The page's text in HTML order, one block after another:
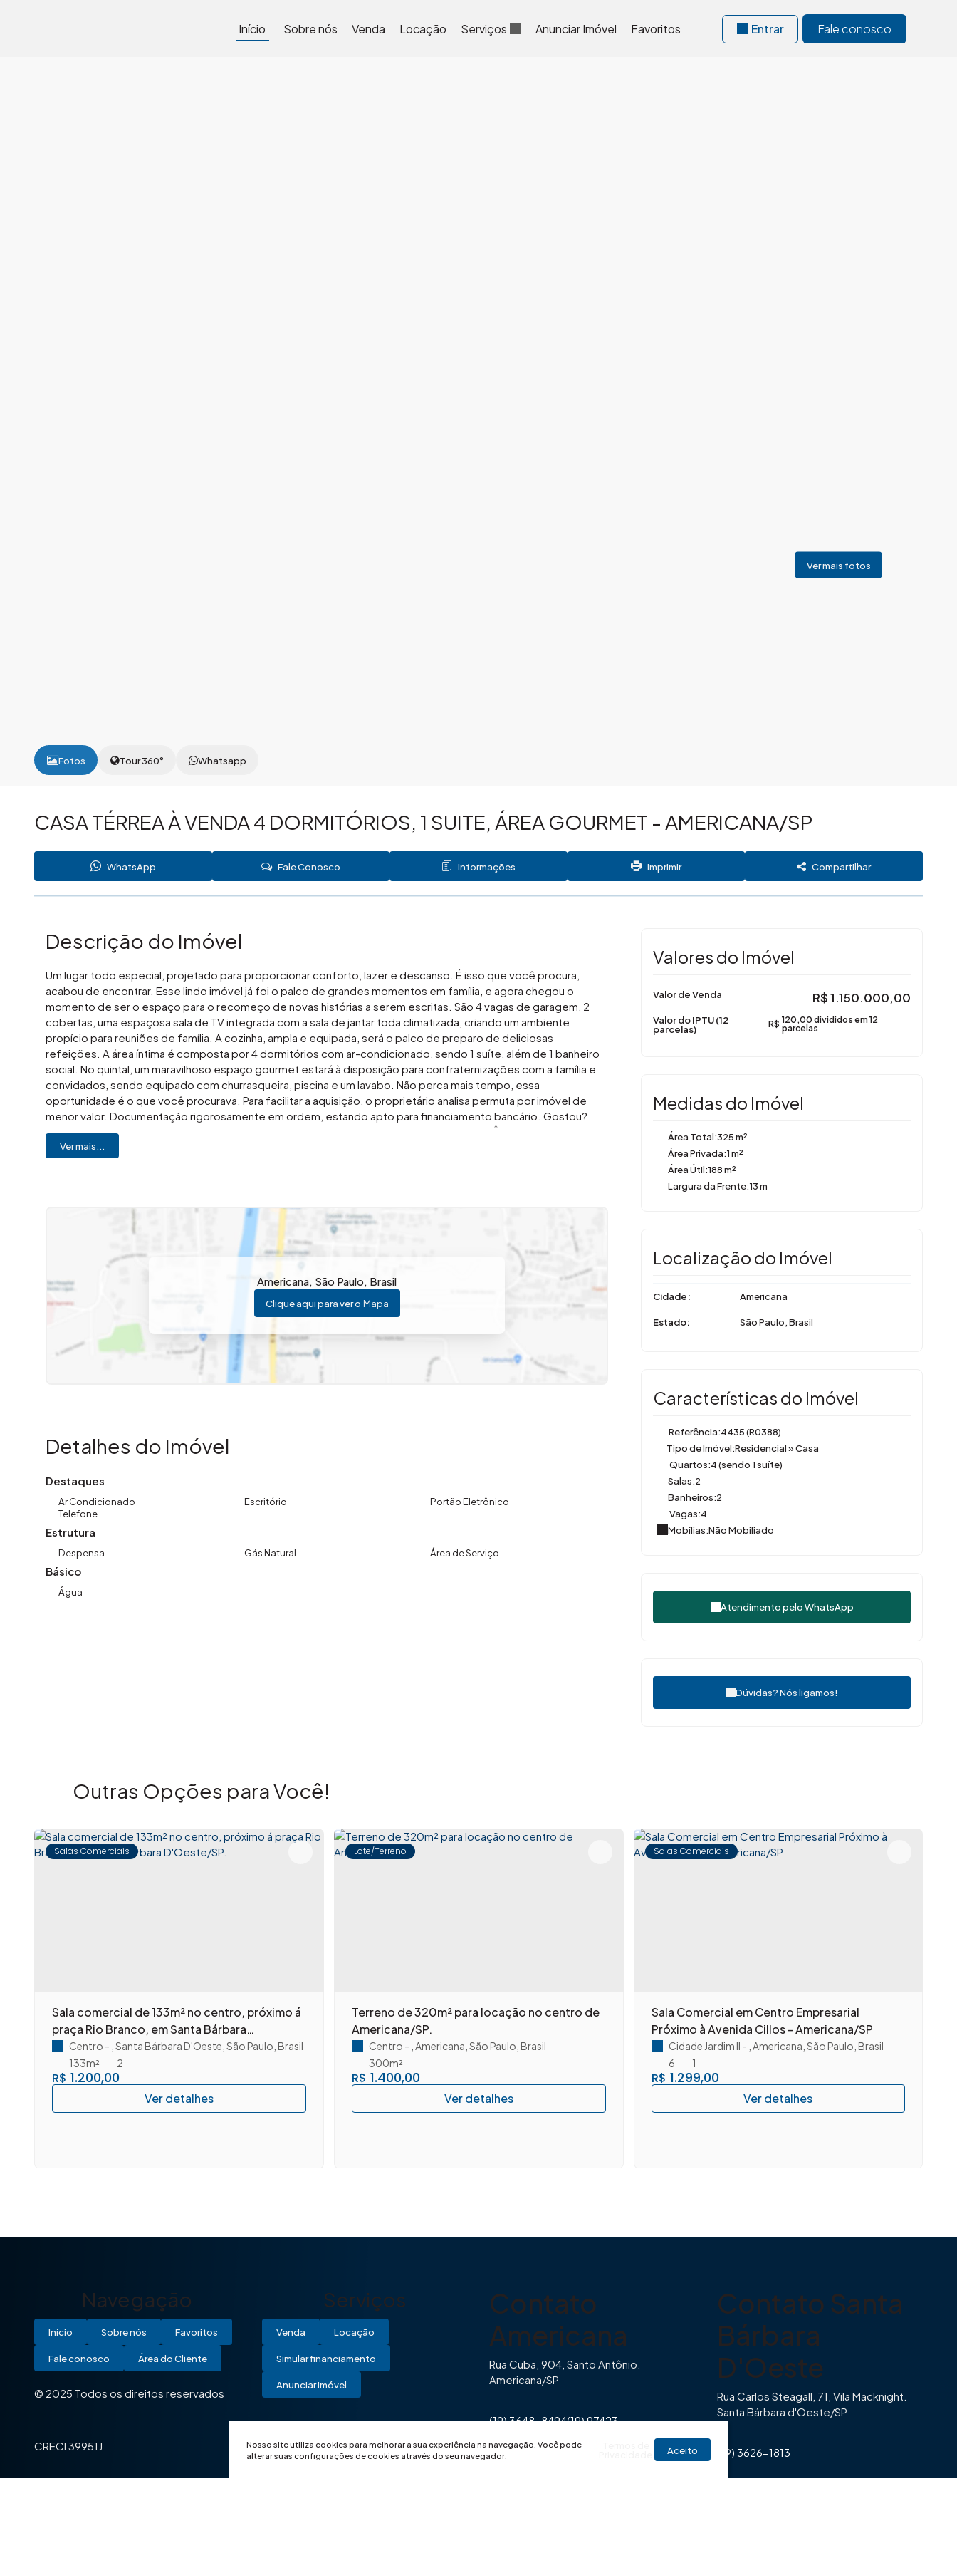
Fale conosco
Entrar
Favoritos
Anunciar Imóvel
Serviços
Locação
Venda
Sobre nós
Início
Nosso site utiliza cookies para melhorar a sua experiência na navegação. Você pode
alterar suas configurações de cookies através do seu navegador.
Aceito
Fotos Tour 360° Whatsapp
CASA TÉRREA À VENDA 4 DORMITÓRIOS, 1 SUITE, ÁREA GOURMET - AMERICANA/SP
WhatsApp Fale Conosco Informações Imprimir Compartilhar
Descrição do Imóvel
Um lugar todo especial, projetado para proporcionar conforto, lazer e descanso. É isso que você procura,
acabou de encontrar. Esse lindo imóvel já foi o palco de grandes momentos em família, e agora chegou o
momento de ser o espaço para o recomeço de novas histórias a serem escritas. São 4 vagas de garagem, 2
cobertas, uma espaçosa sala de TV integrada com a sala de jantar toda climatizada, criando um ambiente
propício para reuniões de família. A cozinha, ampla e equipada, será o palco de preparo de deliciosas
refeições. A área íntima é composta por 4 dormitórios com ar-condicionado, sendo 1 suíte, além de 1 banheiro
social. No quintal, um maravilhoso espaço gourmet estará à disposição para confraternizações com a família e
convidados, sendo equipado com churrasqueira, piscina e um lavabo. Não perca mais tempo, essa
oportunidade é o que você procurava. Para facilitar a aquisição, o proprietário analisa permuta por imóvel de
menor valor. Documentação rigorosamente em ordem, estando apto para financiamento bancário. Gostou?
Entre em contato. (19) 3648-8494 Imovibe imóveis A imobiliária que causa magia em VOCÊ!
Ver mais...
Americana, São Paulo, Brasil
Clique aqui para ver o Mapa
Detalhes do Imóvel
Destaques
Ar Condicionado Escritório
Portão Eletrônico
Telefone
Estrutura
Despensa Gás Natural Área de Serviço
Básico
Água
Valores do Imóvel
R$1.150.000,00
Valor de Venda
Valor do IPTU (12
parcelas) R$ 120,00 divididos em 12
parcelas
Medidas do Imóvel
Área Total:325 m²
Área Privada:1 m²
Área Útil:188 m²
Largura da Frente:13 m
Localização do Imóvel
Cidade: Americana
Estado: São Paulo, Brasil
Características do Imóvel
Referência:4435(R0388)
Tipo de Imóvel:Residencial»Casa
Quartos:4 (sendo 1 suíte)
Salas:2
Banheiros:2
Vagas:4
Mobílias:Não Mobiliado
Atendimento peloWhatsApp
Dúvidas? Nós ligamos!
Outras Opções para Você!
Salas Comerciais
Sala comercial de 133m² no centro, próximo á
praça Rio Branco, em Santa Bárbara
D'Oeste/SP.
R$ 1.200,00
Centro ,Santa Bárbara D'Oeste ,São Paulo ,Brasil
2
133m²
Lote/Terreno
Terreno de 320m² para locação no centro de
Americana/SP.
R$ 1.400,00
Centro Americana São Paulo Brasil
300m²
Salas Comerciais
Sala Comercial em Centro Empresarial
Próximo à Avenida Cillos - Americana/SP
R$ 1.299,00
Cidade Jardim II Americana São Paulo Brasil
6
1
Navegação
Início Sobre nós Favoritos
Fale conosco Área do Cliente
© 2025 Todos os direitos reservados
CRECI 39951J
Serviços
Venda Locação
Simular financiamento
Anunciar Imóvel
Contato
Americana
Rua Cuba, 904, Santo Antônio.
Americana/SP
(19) 3648-8494(19) 97423-
Contato Santa
Bárbara
D'Oeste
Rua Carlos Steagall, 71, Vila Macknight.
Santa Bárbara d'Oeste/SP
(19) 3626-1813